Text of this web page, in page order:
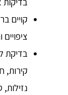
קויים
ציפויים
בדיקת
קירות,